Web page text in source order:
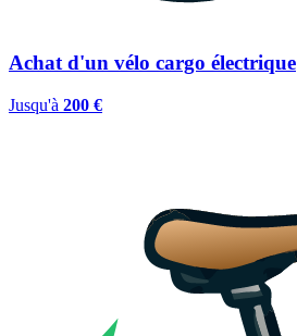
Achat d'un vélo cargo électrique
Jusqu'à 200 €